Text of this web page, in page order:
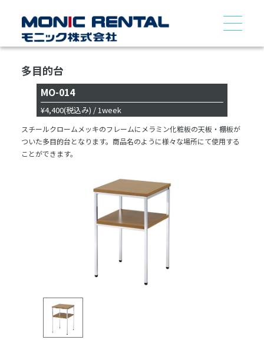
多目的台
MO-014
¥4,400(税込み) / 1week
スチールクロームメッキのフレームにメラミン化粧板の天板・棚板が
ついた多目的台となります。商品名のように様々な場所にて使用する
ことができます。